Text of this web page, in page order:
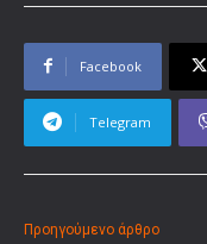
Facebook
Telegram
Προηγούμενο άρθρο